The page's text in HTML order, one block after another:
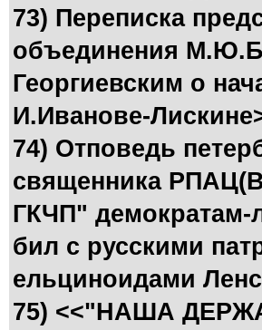
73) Переписка
объединения
Георгиевским о
И.Иванове-
74) Отповедь
священника
ГКЧП" демократам-
бил с русскими
ельциноидами
75) <<"НАША